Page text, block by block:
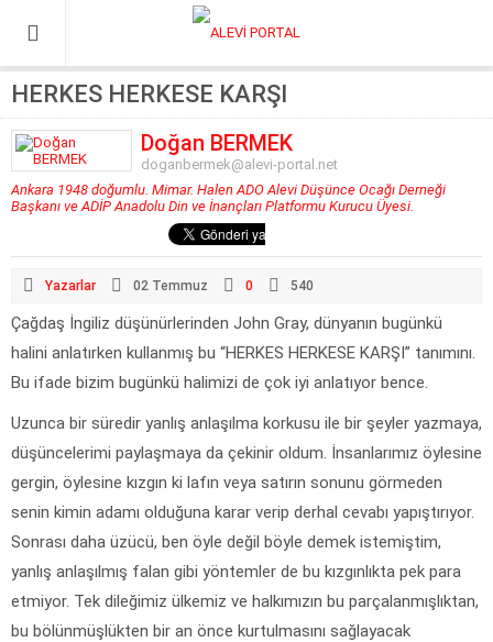
HERKES HERKESE KARŞI
Doğan BERMEK
doganbermek@alevi-portal.net
Ankara 1948 doğumlu. Mimar. Halen ADO Alevi Düşünce Ocağı Derneği
Başkanı ve ADİP Anadolu Din ve İnançları Platformu Kurucu Üyesi.
Yazarlar 02 Temmuz 0 540
Çağdaş İngiliz düşünürlerinden John Gray, dünyanın bugünkü
halini anlatırken kullanmış bu “HERKES HERKESE KARŞI” tanımını.
Bu ifade bizim bugünkü halimizi de çok iyi anlatıyor bence.
Uzunca bir süredir yanlış anlaşılma korkusu ile bir şeyler yazmaya,
düşüncelerimi paylaşmaya da çekinir oldum. İnsanlarımız öylesine
gergin, öylesine kızgın ki lafın veya satırın sonunu görmeden
senin kimin adamı olduğuna karar verip derhal cevabı yapıştırıyor.
Sonrası daha üzücü, ben öyle değil böyle demek istemiştim,
yanlış anlaşılmış falan gibi yöntemler de bu kızgınlıkta pek para
etmiyor. Tek dileğimiz ülkemiz ve halkımızın bu parçalanmışlıktan,
bu bölünmüşlükten bir an önce kurtulmasını sağlayacak